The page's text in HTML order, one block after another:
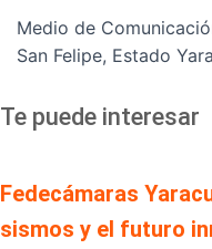
Medio de
San Felipe, Estado
Te puede interesar
Fedecámaras
sismos y el futuro